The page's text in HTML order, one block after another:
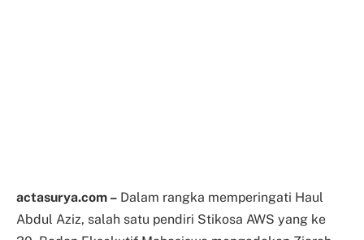
actasurya.com – Dalam rangka memperingati Haul
Abdul Aziz, salah satu pendiri Stikosa AWS yang ke